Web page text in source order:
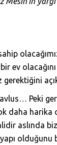
ev
Peki
daha harika
aslında
olduğunu